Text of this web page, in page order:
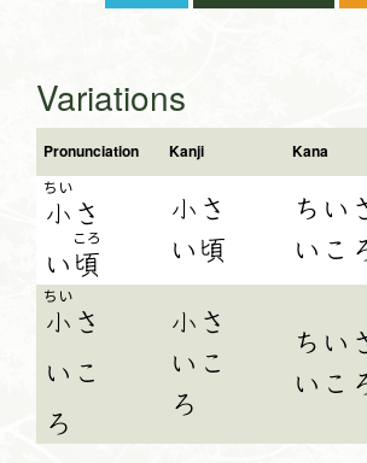
Variations
Pronunciation Kanji Kana
ちい
小 さ
い
ころ
頃
小さ
い頃
ちい
いこ
ちい
小 さ
い こ
ろ
小さ
いこ
ろ
ちい
いこ